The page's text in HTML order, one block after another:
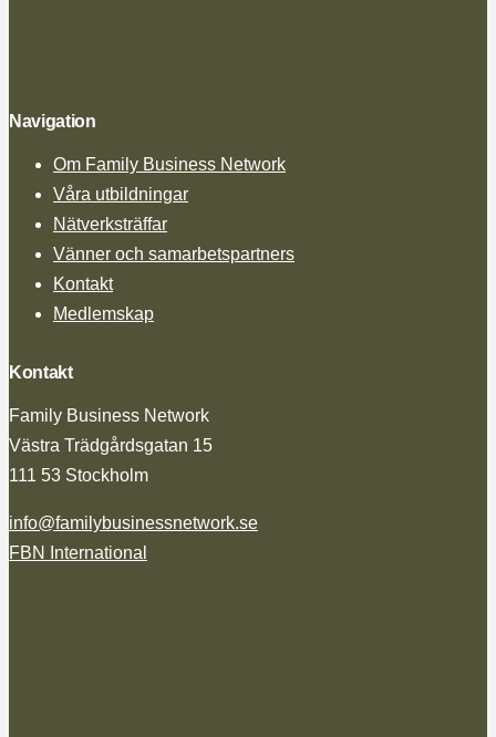
Navigation
Om Family Business Network
Våra utbildningar
Nätverksträffar
Vänner och samarbetspartners
Kontakt
Medlemskap
Kontakt
Family Business Network
Västra Trädgårdsgatan 15
111 53 Stockholm
info@familybusinessnetwork.se
FBN International